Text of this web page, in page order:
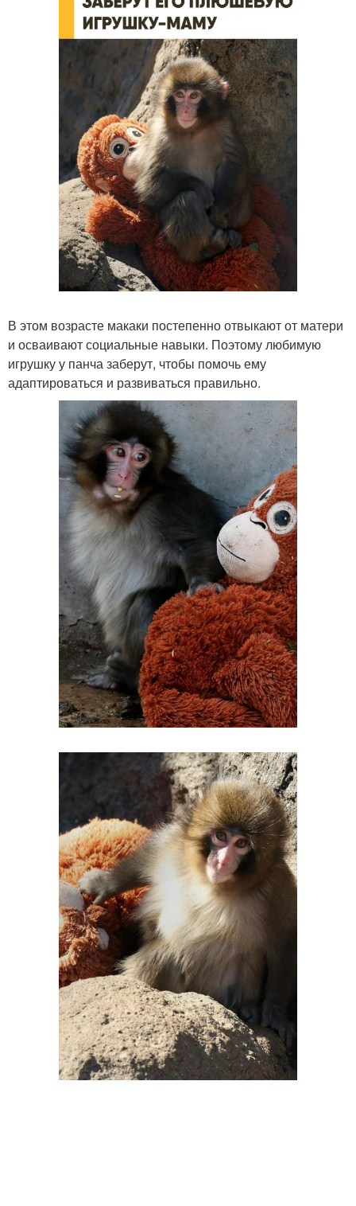
В этом возрасте макаки постепенно отвыкают от матери
и осваивают социальные навыки. Поэтому любимую
игрушку у панча заберут, чтобы помочь ему
адаптироваться и развиваться правильно.